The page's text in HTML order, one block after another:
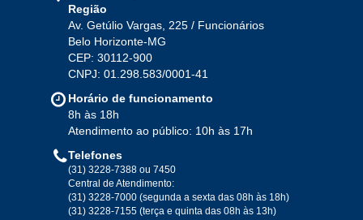
Região
Av. Getúlio Vargas, 225 / Funcionários
Belo Horizonte-MG
CEP: 30112-900
CNPJ: 01.298.583/0001-41
Horário de funcionamento
8h às 18h
Atendimento ao público: 10h às 17h
Telefones
(31) 3228-7388 ou 7450
Central de Atendimento:
(31) 3228-7000 (segunda a sexta das 08h às 18h)
(31) 3228-7155 (terça e quinta das 08h às 13h)